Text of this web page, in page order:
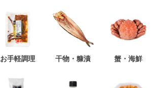
お手軽調理 干物・糠漬 蟹・海鮮